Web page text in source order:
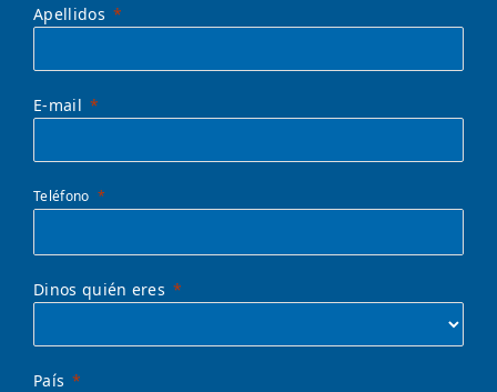
Apellidos
E-mail
Teléfono
Dinos quién eres
País